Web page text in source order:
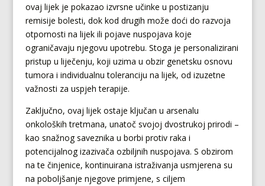
ovaj lijek je pokazao izvrsne učinke u postizanju
remisije bolesti, dok kod drugih može doći do razvoja
otpornosti na lijek ili pojave nuspojava koje
ograničavaju njegovu upotrebu. Stoga je personalizirani
pristup u liječenju, koji uzima u obzir genetsku osnovu
tumora i individualnu toleranciju na lijek, od izuzetne
važnosti za uspjeh terapije.
Zaključno, ovaj lijek ostaje ključan u arsenalu
onkoloških tretmana, unatoč svojoj dvostrukoj prirodi –
kao snažnog saveznika u borbi protiv raka i
potencijalnog izazivača ozbiljnih nuspojava. S obzirom
na te činjenice, kontinuirana istraživanja usmjerena su
na poboljšanje njegove primjene, s ciljem